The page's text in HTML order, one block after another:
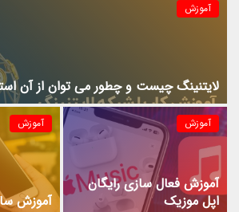
آموزش
لایتنینگ چیست و چطور می توان از آن
آموزش
آموزش فعال سازی رایگان
اپل موزیک
آموزش
آموزش